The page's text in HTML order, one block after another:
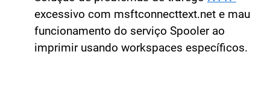
excessivo com msftconnecttext.net e mau
funcionamento do serviço Spooler ao
imprimir usando workspaces específicos.